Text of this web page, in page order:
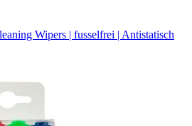
Wipers | fusselfrei | Antistatisch